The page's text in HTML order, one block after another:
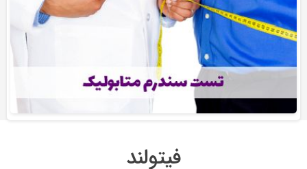
فیتولند